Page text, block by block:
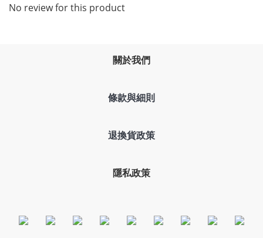
No review for this product
關於我們
條款與細則
退換貨政策
隱私政策